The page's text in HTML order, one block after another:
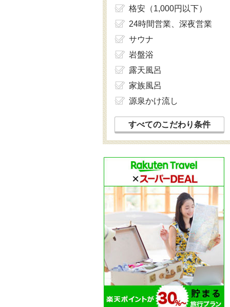
格安（1,000円以下）
24時間営業、深夜営業
サウナ
岩盤浴
露天風呂
家族風呂
源泉かけ流し
すべてのこだわり条件